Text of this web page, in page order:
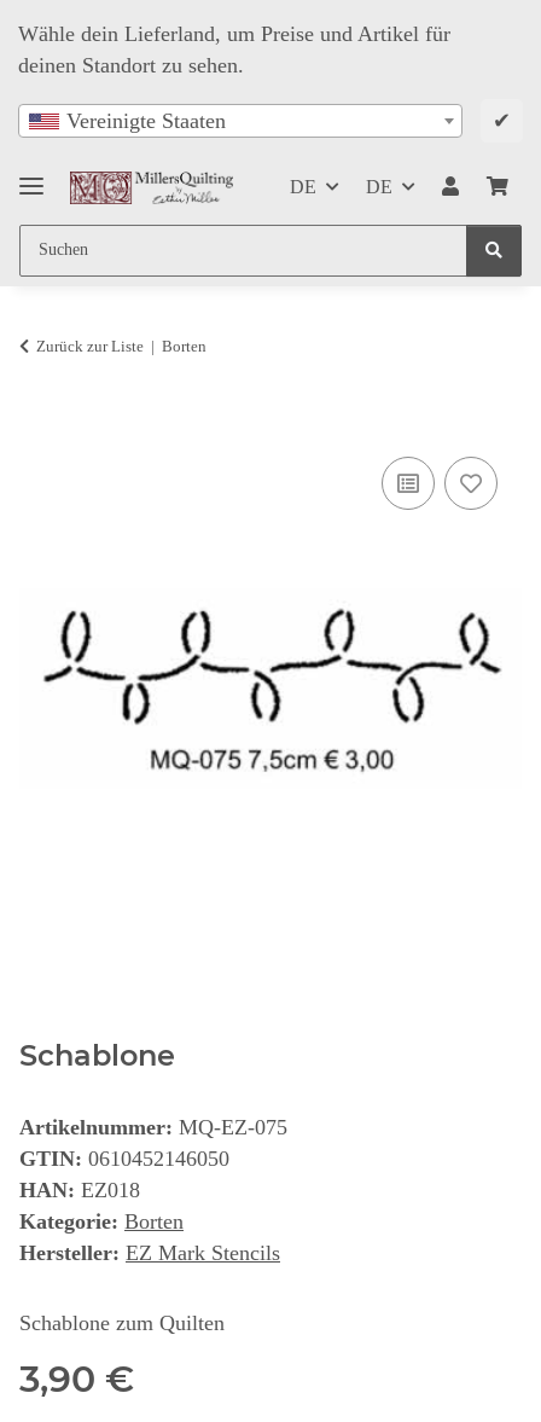
Wähle dein Lieferland, um Preise und Artikel für
deinen Standort zu sehen.
Vereinigte Staaten ✔
DE DE
Zurück zur Liste Borten
Schablone
Artikelnummer: MQ-EZ-075
GTIN: 0610452146050
HAN: EZ018
Kategorie: Borten
Hersteller: EZ Mark Stencils
Schablone zum Quilten
3,90 €